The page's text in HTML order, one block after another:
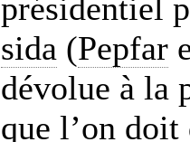
présidentiel
sida (Pepfar
dévolue à la
que l’on doit